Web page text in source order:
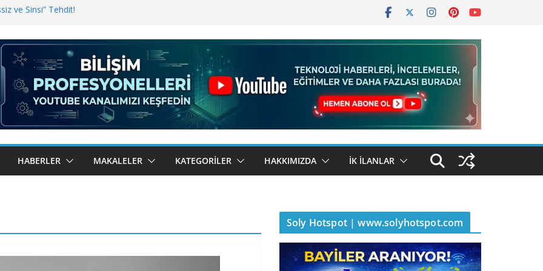
ve Sinsi” Tehdit!
Bugün BulutTahsilat’ta
Kemal Oral Tüm Sorularımızı
HABERLER MAKALELER KATEGORILER HAKKIMIZDA İK İLANLAR
Soly Hotspot | www.solyhotspot.com